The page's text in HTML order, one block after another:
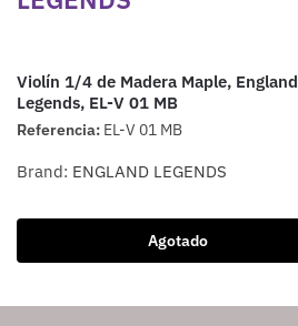
Violín 1/4 de Madera Maple, England
Legends, EL-V 01 MB
Referencia: EL-V 01 MB
Brand: ENGLAND LEGENDS
Agotado